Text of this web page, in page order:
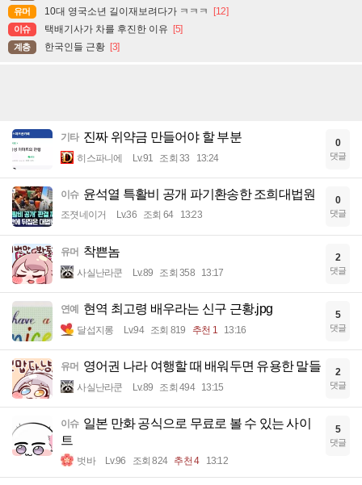
유머 10대 영국소년 길이재보려다가 ㅋㅋㅋ [12]
이슈 택배기사가 차를 후진한 이유 [5]
계층 한국인들 근황 [3]
기타 진짜 위약금 만들어야 할 부분
히스파니에 Lv.91 조회 33 13:24
0
댓글
이슈 윤석열 특활비 공개 파기환송한 조희대법원
조졋네이거 Lv.36 조회 64 13:23
0
댓글
유머 착쁜놈
사실난라쿤 Lv.89 조회 358 13:17
2
댓글
연예 현역 최고령 배우라는 신구 근황.jpg
달섭지롱 Lv.94 조회 819 추천 1 13:16
5
댓글
유머 영어권 나라 여행할 때 배워두면 유용한 말들
사실난라쿤 Lv.89 조회 494 13:15
2
댓글
이슈 일본 만화 공식으로 무료로 볼 수 있는 사이
트
벗바 Lv.96 조회 824 추천 4 13:12
5
댓글